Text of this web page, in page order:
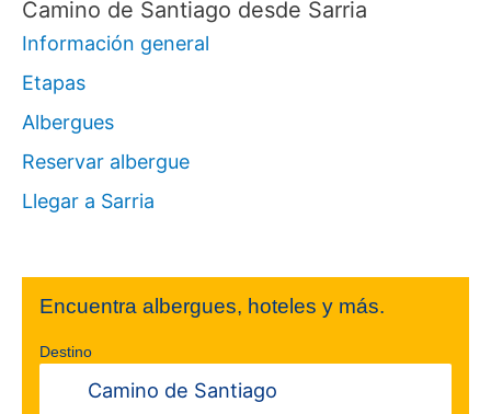
Camino de Santiago desde Sarria
Información general
Etapas
Albergues
Reservar albergue
Llegar a Sarria
Encuentra albergues, hoteles y más.
Destino